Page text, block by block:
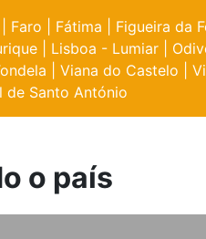
Faro Fátima Figueira da
Lisboa - Lumiar
Viana do Castelo
de Santo António
o país